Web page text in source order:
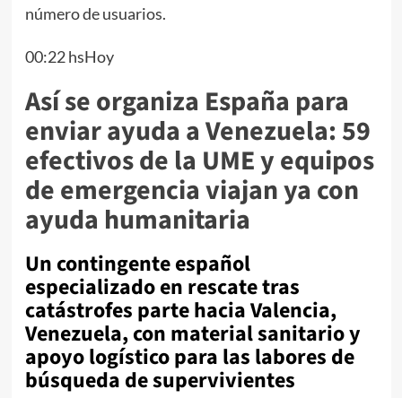
número de usuarios.
00:22 hsHoy
Así se organiza España para
enviar ayuda a Venezuela: 59
efectivos de la UME y equipos
de emergencia viajan ya con
ayuda humanitaria
Un contingente español
especializado en rescate tras
catástrofes parte hacia Valencia,
Venezuela, con material sanitario y
apoyo logístico para las labores de
búsqueda de supervivientes